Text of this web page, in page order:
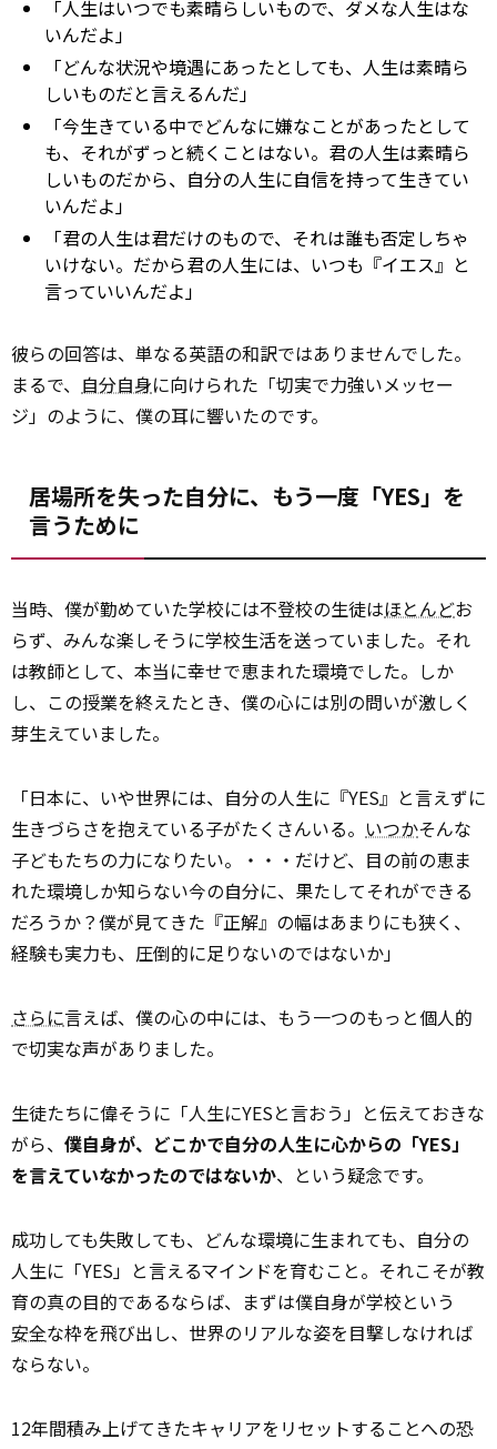
「人生はいつでも素晴らしいもので、ダメな人生はな
いんだよ」
「どんな状況や境遇にあったとしても、人生は素晴ら
しいものだと言えるんだ」
「今生きている中でどんなに嫌なことがあったとして
も、それがずっと続くことはない。君の人生は素晴ら
しいものだから、自分の人生に自信を持って生きてい
いんだよ」
「君の人生は君だけのもので、それは誰も否定しちゃ
いけない。だから君の人生には、いつも『イエス』と
言っていいんだよ」
彼らの回答は、単なる英語の和訳ではありませんでした。
まるで、 自分自身に向けられた「切実で力強いメッセー
ジ」のように、僕の耳に響いたのです。
居場所を失った自分に、もう一度「YES」を
言うために
当時、僕が勤めていた学校には不登校の生徒はほとんどお
らず、みんな楽しそうに学校生活を送っていました。それ
は教師として、本当に幸せで恵まれた環境でした。しか
し、この授業を終えたとき、僕の心には別の問いが激しく
芽生えていました。
「日本に、いや世界には、自分の人生に『YES』と言えずに
生きづらさを抱えている子がたくさんいる。 いつかそんな
子どもたちの力になりたい。・・・だけど、目の前の恵ま
れた環境しか知らない今の自分に、果たしてそれができる
だろうか？僕が見てきた『正解』の幅はあまりにも狭く、
経験も実力も、圧倒的に足りないのではないか」
さらに言えば、僕の心の中には、もう一つのもっと個人的
で切実な声がありました。
生徒たちに偉そうに「人生にYESと言おう」と伝えておきな
がら、 僕自身が、どこかで自分の人生に心からの「YES」
を言えていなかったのではないか、という疑念です。
成功しても失敗しても、どんな環境に生まれても、自分の
人生に「YES」と言えるマインドを育むこと。それこそが教
育の真の目的であるならば、まずは僕自身が学校という
安全な枠を飛び出し、世界のリアルな姿を目撃しなければ
ならない。
12年間積み上げてきたキャリアをリセットすることへの恐